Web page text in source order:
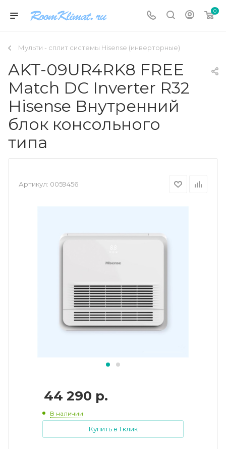
0
Мульти - сплит системы Hisense (инверторные)
AKT-09UR4RK8 FREE
Match DC Inverter R32
Hisense Внутренний
блок консольного
типа
Артикул: 0059456
44 290 р.
В наличии
Купить в 1 клик